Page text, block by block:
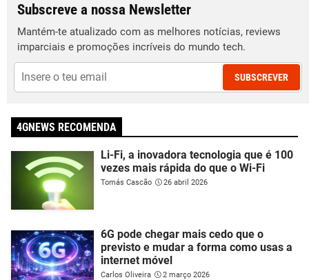
Subscreve a nossa Newsletter
Mantém-te atualizado com as melhores notícias, reviews
imparciais e promoções incríveis do mundo tech.
SUBSCREVER
4GNEWS RECOMENDA
Li-Fi, a inovadora tecnologia que é 100
vezes mais rápida do que o Wi-Fi
Tomás Cascão 26 abril 2026
6G pode chegar mais cedo que o
previsto e mudar a forma como usas a
internet móvel
Carlos Oliveira 2 março 2026